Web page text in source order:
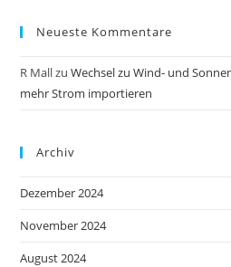
Neueste Kommentare
R MallzuWechsel zu Wind- und
mehr Strom importieren
Archiv
Dezember 2024
November 2024
August 2024